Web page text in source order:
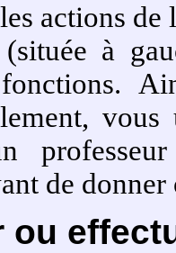
actions
à
de
ou